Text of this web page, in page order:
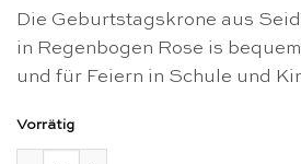
Die Geburtstagskrone aus
in Regenbogen Rose is
und für Feiern in Schule und
Vorrätig